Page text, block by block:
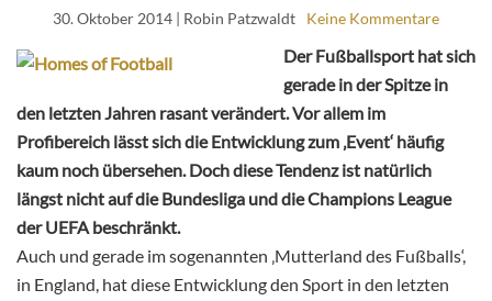
30. Oktober 2014 | Robin Patzwaldt Keine Kommentare
Der Fußballsport hat sich
gerade in der Spitze in
den letzten Jahren rasant verändert. Vor allem im
Profibereich lässt sich die Entwicklung zum ‚Event‘ häufig
kaum noch übersehen. Doch diese Tendenz ist natürlich
längst nicht auf die Bundesliga und die Champions League
der UEFA beschränkt.
Auch und gerade im sogenannten ‚Mutterland des Fußballs‘,
in England, hat diese Entwicklung den Sport in den letzten